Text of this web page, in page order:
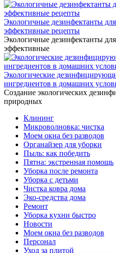
Экологичные дезинфектанты
эффективные рецепты
Экологичные дезинфектанты
эффективные
Экологические
ингредиентов в домашних
Создание экологических
природных
Клининг
Микроволновка: чистка
Моем окна без разводов
Органайзер для уборки
Пыль: как победить
Пятна: экстренная помощь
Уборка после ремонта
Уборка с детьми
Чистка ковра дома
Эко-средства дома
Ремонт
Уборка кухни быстро
Новости
Моем окна без разводов
Персонал
Уход за плитой